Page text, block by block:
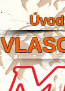
Úvod